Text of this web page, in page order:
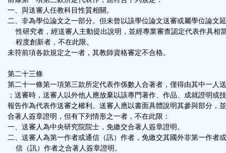
一、與送審人任教科目性質相關。
二、非為學位論文之一部分。但未曾以該學位論文送審或屬學位論文
性研究者，經送審人主動提出說明，並經專業審查認定代表作具相
程度創新者，不在此限。
未符前項各款規定之一者，其教師資格審定不合格。
第二十三條
第二十一條第一項第三款所定代表作係數人合著者，僅得由其中一人
；送審時，送審人以外他人應放棄以該專門著作、作品、成就證明或
報告作為代表作送審之權利。送審人應以書面具體說明其參與部分，
合著人簽章證明，但有下列情形之一者，不在此限：
一、送審人為中央研究院院士，免繳交合著人簽章證明。
二、送審人為第一作者或通信（訊）作者，免繳交其國外非第一作者
信（訊）作者之合著人簽章證明。